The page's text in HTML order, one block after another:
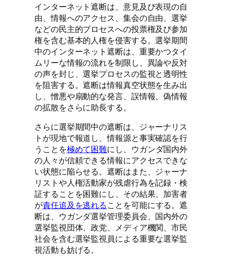
インターネット遮断は、意見及び表現の自
由、情報へのアクセス、集会の自由、選挙
などの民主的プロセスへの投票権及び参加
権を含む基本的人権を侵害する。選挙期間
中のインターネット遮断は、重要かつタイ
ムリーな情報の流れを制限し、異論や反対
の声を封じ、選挙プロセスの監視と透明性
を阻害する。遮断は情報真空状態を生み出
し、憎悪や扇動的な発言、誤情報、偽情報
の拡散をさらに助長する。
さらに選挙期間中の遮断は、ジャーナリス
トが現地で報道し、情報源と事実確認を行
うことを極めて困難にし、ウガンダ国内外
の人々が信頼できる情報にアクセスできな
い状態に陥らせる。遮断はまた、ジャーナ
リストや人権活動家が残虐行為を記録・検
証することを困難にし、その結果、加害者
が責任追及を逃れることを可能にする。遮
断は、ウガンダ選挙管理委員会、国内外の
選挙監視団体、政党、メディア機関、市民
社会を含む選挙監視員による重要な選挙監
視活動も妨げる。